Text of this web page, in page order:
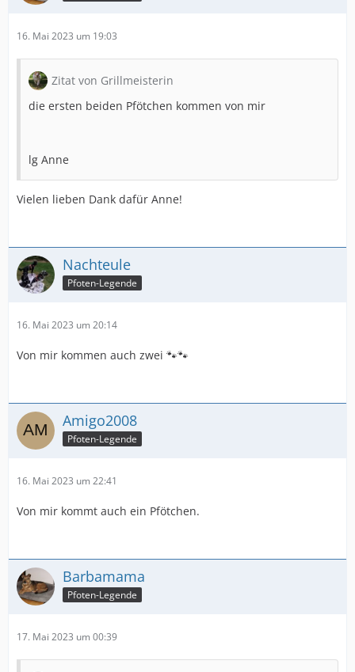
16. Mai 2023 um 19:03
Zitat von Grillmeisterin
die ersten beiden Pfötchen kommen von mir
lg Anne
Vielen lieben Dank dafür Anne!
Nachteule
Pfoten-Legende
16. Mai 2023 um 20:14
Von mir kommen auch zwei 🐾🐾
Amigo2008
Pfoten-Legende
16. Mai 2023 um 22:41
Von mir kommt auch ein Pfötchen.
Barbamama
Pfoten-Legende
17. Mai 2023 um 00:39